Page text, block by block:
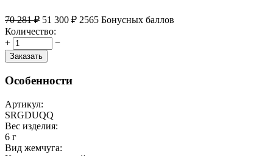
70 281 ₽ 51 300 ₽ 2565 Бонусных баллов
Количество:
+
−
Заказать
Особенности
Артикул:
SRGDUQQ
Вес изделия:
6 г
Вид жемчуга: